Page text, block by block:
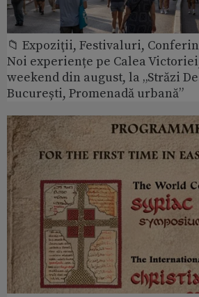
📁 Expoziţii, Festivaluri,
Noi experiențe pe Calea
weekend din august, la „Străzi
București, Promenadă urbană”